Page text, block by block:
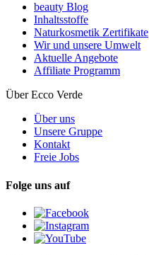
beauty Blog
Inhaltsstoffe
Naturkosmetik Zertifikate
Wir und unsere Umwelt
Aktuelle Angebote
Affiliate Programm
Über Ecco Verde
Über uns
Unsere Gruppe
Kontakt
Freie Jobs
Folge uns auf